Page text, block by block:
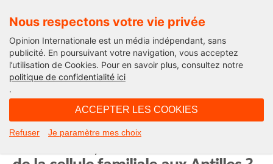
Nous respectons votre vie privée
Opinion Internationale est un média indépendant, sans
publicité. En poursuivant votre navigation, vous acceptez
l’utilisation de Cookies. Pour en savoir plus, consultez notre
politique de confidentialité ici
.
ACCEPTER LES COOKIES
Refuser Je paramètre mes choix
Opinion Outre-Mer
Fort-de-France : des enfants livrés à